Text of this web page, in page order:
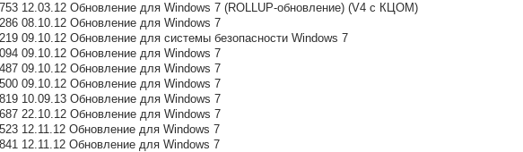
12.03.12 Обновление для Windows 7 (ROLLUP-обновление) (V4 с КЦОМ)
08.10.12 Обновление для Windows 7
09.10.12 Обновление для системы безопасности Windows 7
09.10.12 Обновление для Windows 7
09.10.12 Обновление для Windows 7
09.10.12 Обновление для Windows 7
10.09.13 Обновление для Windows 7
22.10.12 Обновление для Windows 7
12.11.12 Обновление для Windows 7
12.11.12 Обновление для Windows 7